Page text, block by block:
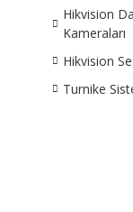
Hikvision
Kameraları
Hikvision
Turnike